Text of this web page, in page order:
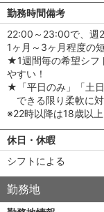
勤務時間備考
22:00～23:00で、週2
1ヶ月～3ヶ月程度の
★1週間毎の希望シフ
やすい！
★「平日のみ」「土日
できる限り柔軟に対
※22時以降は18歳以
休日・休暇
シフトによる
勤務地